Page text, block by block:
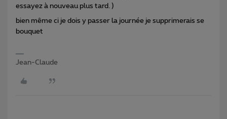
essayez à nouveau plus tard. )
bien même ci je dois y passer la journée je supprimerais se
bouquet
Jean-Claude